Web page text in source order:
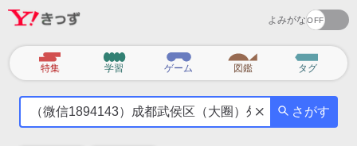
よみがな
カ
テ
特集 学習 ゲーム 図鑑 タグ
気
さがす